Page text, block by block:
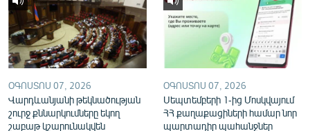
ՕԳՈՍՏՈՍ 07, 2026
Վարդևանյանի թեկնածության
շուրջ քննարկումները եկող
շաբաթ կշարունակվեն
ՕԳՈՍՏՈՍ 07, 2026
Սեպտեմբերի 1-ից Մոսկվայում
ՀՀ քաղաքացիների համար նոր
պարտադիր պահանջներ